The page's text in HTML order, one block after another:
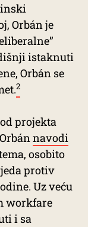
Orbán je
istaknuti
Orbán se
2
projekta
navodi
osobito
protiv
Uz veću
workfare
i sa